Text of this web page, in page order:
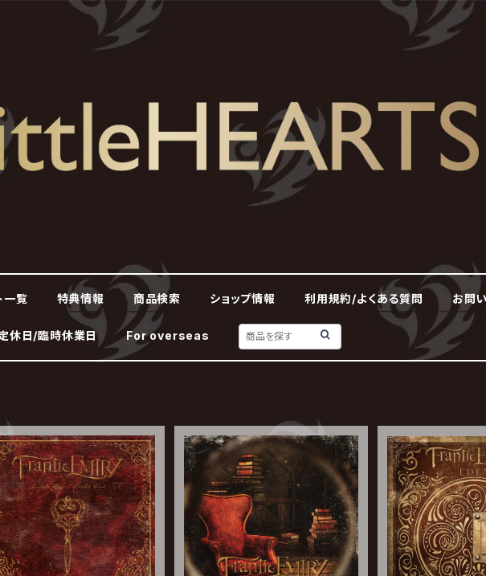
一覧 特典情報 商品検索 ショップ情報 利用規約/よくある質問 お問
休日/臨時休業日 For overseas